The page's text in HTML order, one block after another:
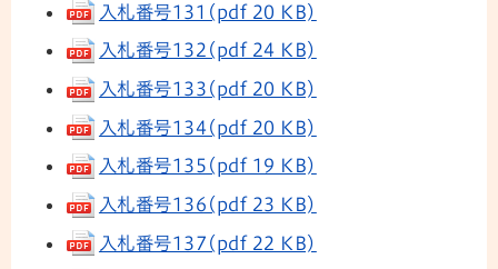
入札番号131(pdf 20 KB)
入札番号132(pdf 24 KB)
入札番号133(pdf 20 KB)
入札番号134(pdf 20 KB)
入札番号135(pdf 19 KB)
入札番号136(pdf 23 KB)
入札番号137(pdf 22 KB)